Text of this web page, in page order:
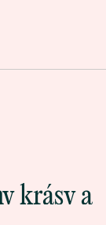
krásy a